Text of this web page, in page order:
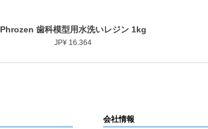
Snel overzicht
Phrozen 歯科模型用水洗いレジン 1kg
Prijs
JP¥ 16.364
会社情報